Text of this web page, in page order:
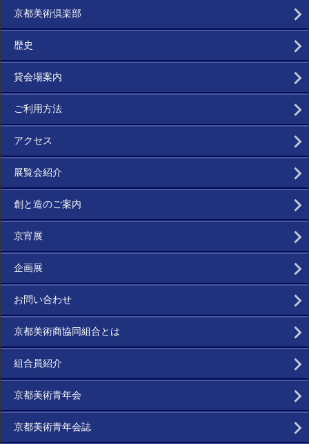
京都美術倶楽部
歴史
貸会場案内
ご利用方法
アクセス
展覧会紹介
創と造のご案内
京宵展
企画展
お問い合わせ
京都美術商協同組合とは
組合員紹介
京都美術青年会
京都美術青年会誌